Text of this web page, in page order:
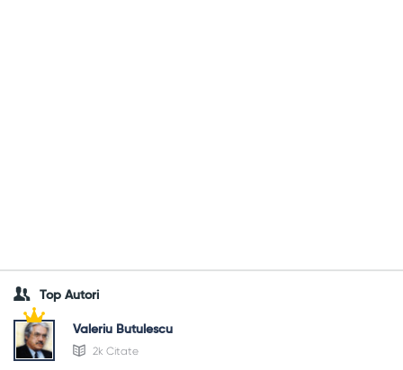
Top Autori
Valeriu Butulescu
2k Citate